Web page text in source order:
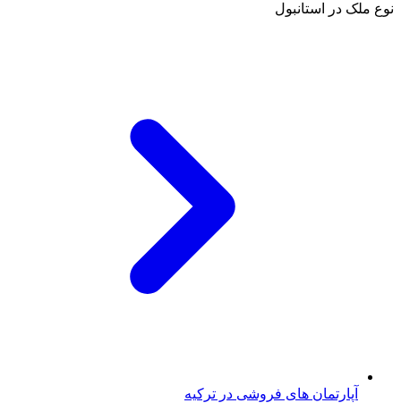
نوع ملک در استانبول
آپارتمان های فروشی در ترکیه